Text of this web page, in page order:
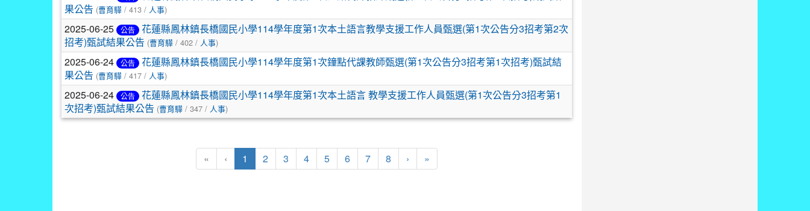
果公告 (曹育驊 / 413 / 人事)
2025-06-25 公告
花蓮縣鳳林鎮長橋國民小學114學年度第1次本土語言教學支援工作人員甄選(第1次公告分3招考第2次
招考)甄試結果公告 (曹育驊 / 402 / 人事)
2025-06-24 公告
花蓮縣鳳林鎮長橋國民小學114學年度第1次鐘點代課教師甄選(第1次公告分3招考第1次招考)甄試結
果公告 (曹育驊 / 417 / 人事)
2025-06-24 公告
花蓮縣鳳林鎮長橋國民小學114學年度第1次本土語言 教學支援工作人員甄選(第1次公告分3招考第1
次招考)甄試結果公告 (曹育驊 / 347 / 人事)
« ‹ 1 (目前頁次)
2 3 4 5 6 7 8 › 下一頁
»